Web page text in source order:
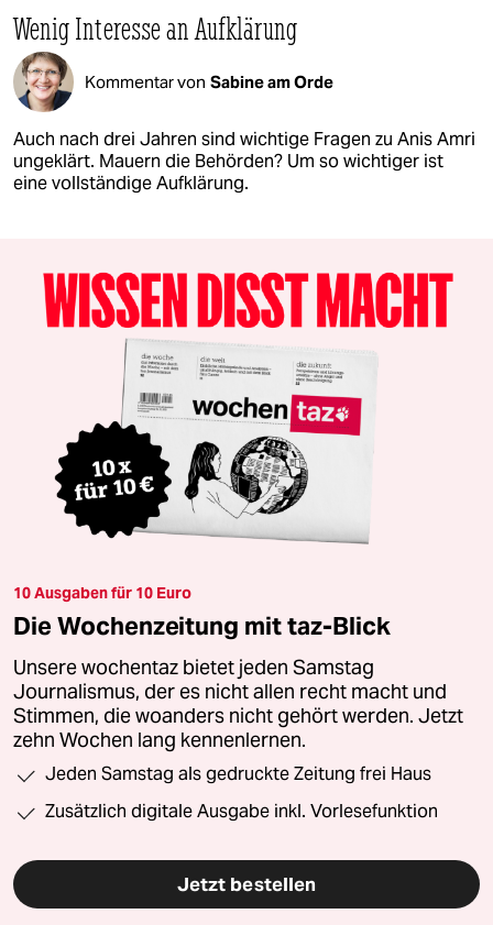
Wenig Interesse an Aufklärung
Kommentar von Sabine am Orde
Auch nach drei Jahren sind wichtige Fragen zu Anis Amri
ungeklärt. Mauern die Behörden? Um so wichtiger ist
eine vollständige Aufklärung.
10 Ausgaben für 10 Euro
Die Wochenzeitung mit taz-Blick
Unsere wochentaz bietet jeden Samstag
Journalismus, der es nicht allen recht macht und
Stimmen, die woanders nicht gehört werden. Jetzt
zehn Wochen lang kennenlernen.
Jeden Samstag als gedruckte Zeitung frei Haus
Zusätzlich digitale Ausgabe inkl. Vorlesefunktion
Jetzt bestellen